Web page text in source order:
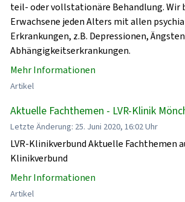
teil- oder vollstationäre Behandlung. Wir
Erwachsene jeden Alters mit allen
Erkrankungen, z.B. Depressionen,
Abhängigkeitserkrankungen.
Mehr Informationen
Artikel
Aktuelle Fachthemen - LVR-Klinik
Letzte Änderung: 25. Juni 2020, 16:02 Uhr
LVR-Klinikverbund Aktuelle Fachthemen
Klinikverbund
Mehr Informationen
Artikel